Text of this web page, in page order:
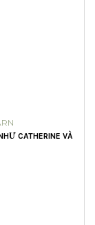
CATHERINE VÀ